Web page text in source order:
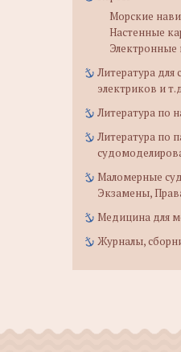
Морские
Настенные
Электронные
Литература
электриков и
Литература по
Литература по
Маломерные
Экзамены,
Медицина для
Журналы,